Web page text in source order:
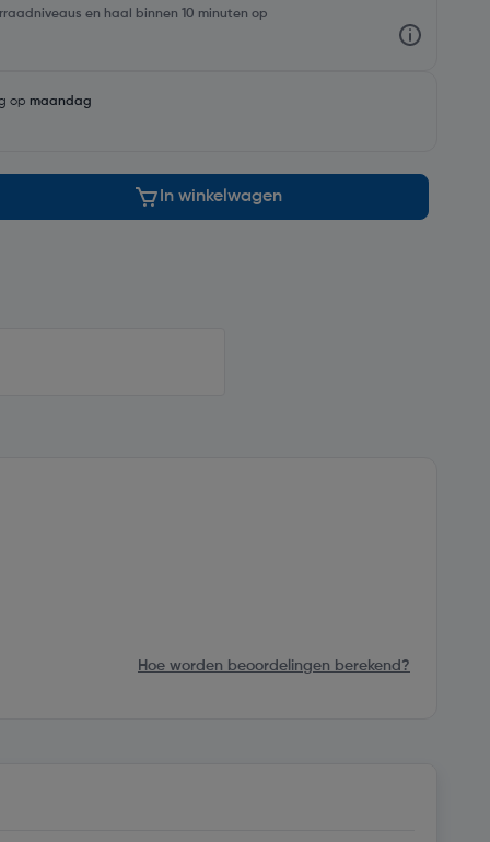
en haal binnen 10 minuten op
op maandag
In winkelwagen
Hoe worden beoordelingen berekend?